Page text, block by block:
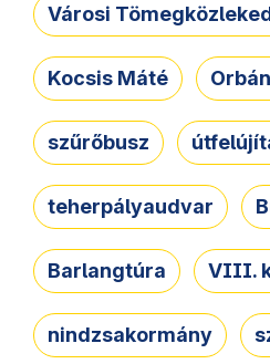
Városi
Kocsis Máté
szűrőbusz
teherpályaudvar
Barlangtúra VIII.
nindzsakormány